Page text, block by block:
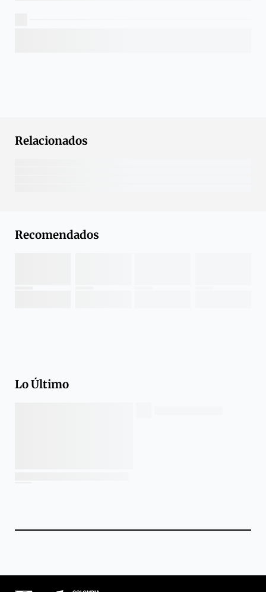
Relacionados
Recomendados
Lo Último